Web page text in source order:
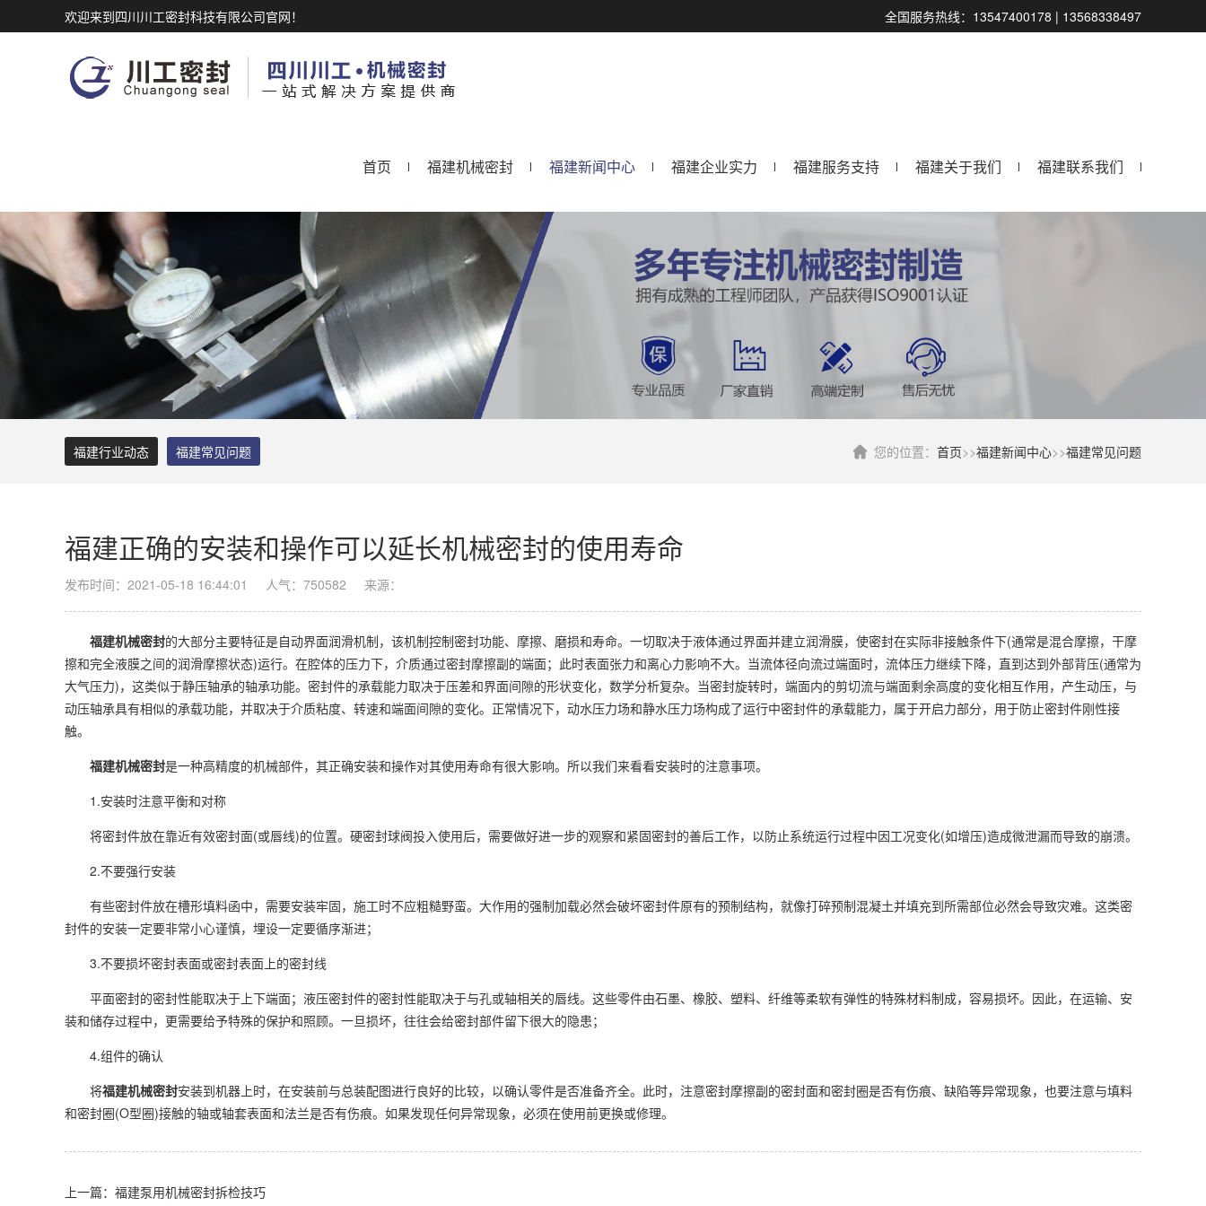
全国服务热线：13547400178 | 13568338497
欢迎来到四川川工密封科技有限公司官网！
首页 福建机械密封 福建新闻中心 福建企业实力 福建服务支持 福建关于我们 福建联系我们
您的位置： 首页>>福建新闻中心>>福建常见问题
福建行业动态 福建常见问题
福建正确的安装和操作可以延长机械密封的使用寿命
发布时间：2021-05-18 16:44:01 人气：750582 来源：
福建机械密封的大部分主要特征是自动界面润滑机制，该机制控制密封功能、摩擦、磨损和寿命。一切取决于液体通过界面并建立润滑膜，使密封在实际非接触条件下(通常是混合摩擦，干摩
擦和完全液膜之间的润滑摩擦状态)运行。在腔体的压力下，介质通过密封摩擦副的端面；此时表面张力和离心力影响不大。当流体径向流过端面时，流体压力继续下降，直到达到外部背压(通常为
大气压力)，这类似于静压轴承的轴承功能。密封件的承载能力取决于压差和界面间隙的形状变化，数学分析复杂。当密封旋转时，端面内的剪切流与端面剩余高度的变化相互作用，产生动压，与
动压轴承具有相似的承载功能，并取决于介质粘度、转速和端面间隙的变化。正常情况下，动水压力场和静水压力场构成了运行中密封件的承载能力，属于开启力部分，用于防止密封件刚性接
触。
福建机械密封是一种高精度的机械部件，其正确安装和操作对其使用寿命有很大影响。所以我们来看看安装时的注意事项。
1.安装时注意平衡和对称
将密封件放在靠近有效密封面(或唇线)的位置。硬密封球阀投入使用后，需要做好进一步的观察和紧固密封的善后工作，以防止系统运行过程中因工况变化(如增压)造成微泄漏而导致的崩溃。
2.不要强行安装
有些密封件放在槽形填料函中，需要安装牢固，施工时不应粗糙野蛮。大作用的强制加载必然会破坏密封件原有的预制结构，就像打碎预制混凝土并填充到所需部位必然会导致灾难。这类密
封件的安装一定要非常小心谨慎，埋设一定要循序渐进；
3.不要损坏密封表面或密封表面上的密封线
平面密封的密封性能取决于上下端面；液压密封件的密封性能取决于与孔或轴相关的唇线。这些零件由石墨、橡胶、塑料、纤维等柔软有弹性的特殊材料制成，容易损坏。因此，在运输、安
装和储存过程中，更需要给予特殊的保护和照顾。一旦损坏，往往会给密封部件留下很大的隐患；
4.组件的确认
将福建机械密封安装到机器上时，在安装前与总装配图进行良好的比较，以确认零件是否准备齐全。此时，注意密封摩擦副的密封面和密封圈是否有伤痕、缺陷等异常现象，也要注意与填料
和密封圈(O型圈)接触的轴或轴套表面和法兰是否有伤痕。如果发现任何异常现象，必须在使用前更换或修理。
上一篇：福建泵用机械密封拆检技巧